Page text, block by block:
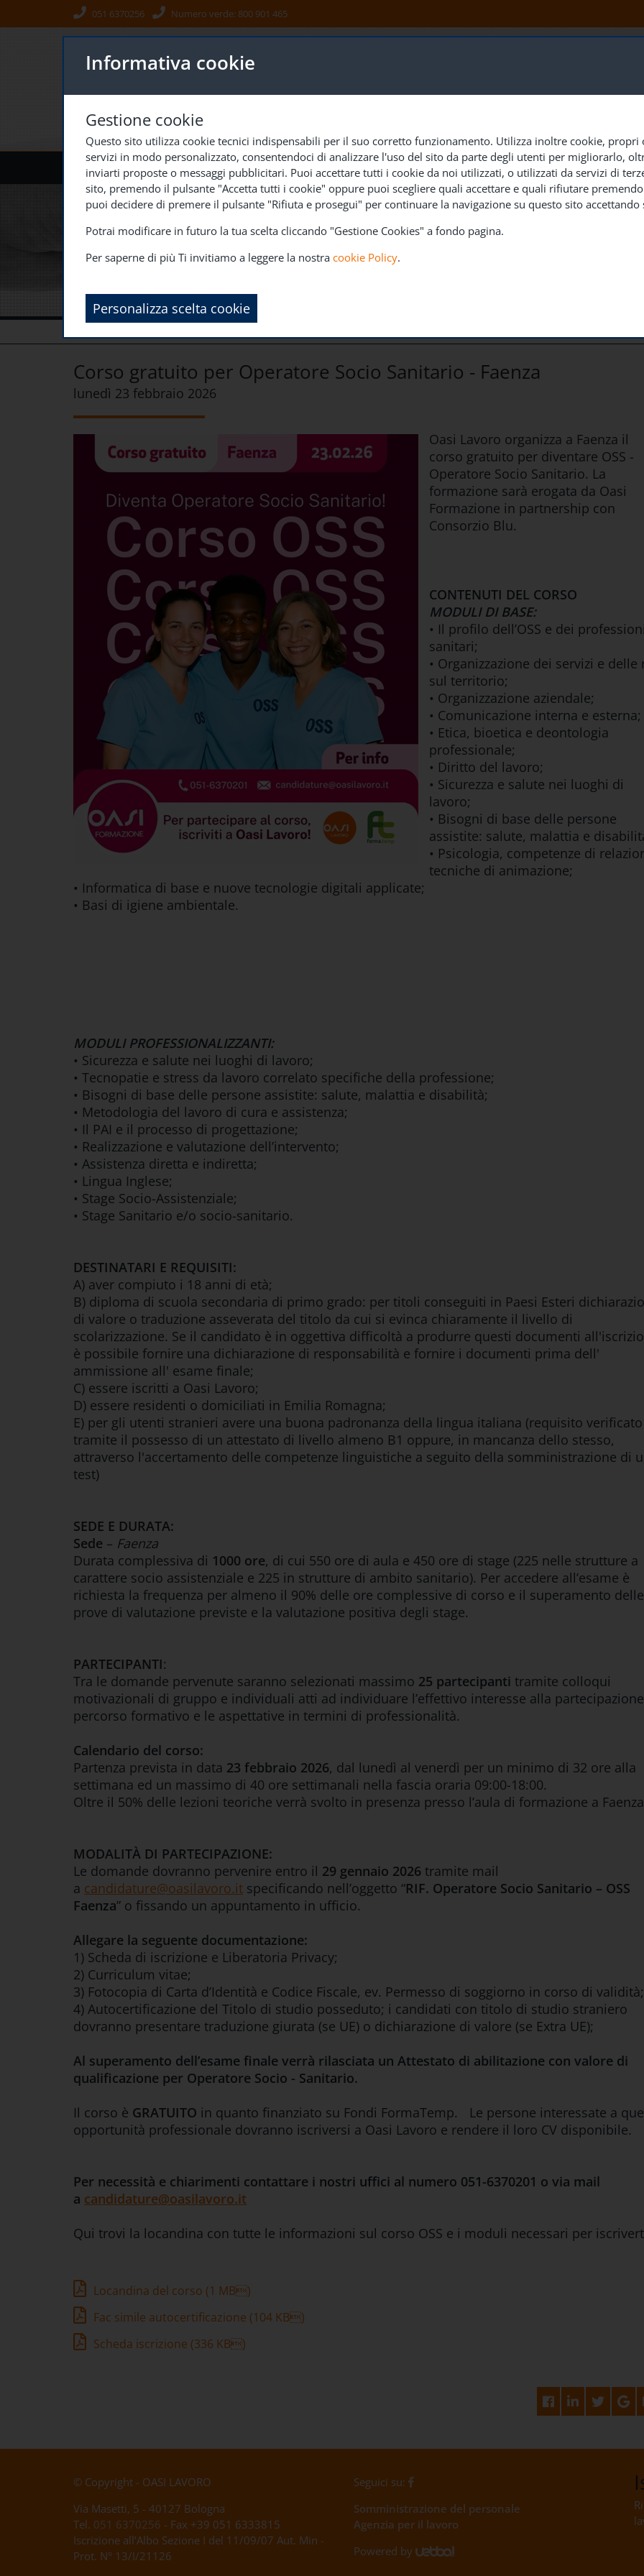
CHI SIAMO IL NETWORK DIVISIONI SPECIALIZZATE LAVORA CON NOI SEDI E CONTATTI
051 6370256 Numero verde: 800 901 465
Corso gratuito per Operatore Socio Sanitario - Faenza
lunedì 23 febbraio 2026
Oasi Lavoro organizza a Faenza il
corso gratuito per diventare OSS -
Operatore Socio Sanitario. La
formazione sarà erogata da Oasi
Formazione in partnership con
Consorzio Blu.
CONTENUTI DEL CORSO
MODULI DI BASE:
• Il profilo dell’OSS e dei
sanitari;
• Organizzazione dei servizi e delle
sul territorio;
• Organizzazione aziendale;
• Comunicazione interna e esterna;
• Etica, bioetica e deontologia
professionale;
• Diritto del lavoro;
• Sicurezza e salute nei luoghi di
lavoro;
• Bisogni di base delle persone
assistite: salute, malattia e
• Psicologia, competenze di
tecniche di animazione;
• Informatica di base e nuove tecnologie digitali applicate;
• Basi di igiene ambientale.
MODULI PROFESSIONALIZZANTI:
• Sicurezza e salute nei luoghi di lavoro;
• Tecnopatie e stress da lavoro correlato specifiche della professione;
• Bisogni di base delle persone assistite: salute, malattia e disabilità;
• Metodologia del lavoro di cura e assistenza;
• Il PAI e il processo di progettazione;
• Realizzazione e valutazione dell’intervento;
• Assistenza diretta e indiretta;
• Lingua Inglese;
• Stage Socio-Assistenziale;
• Stage Sanitario e/o socio-sanitario.
DESTINATARI E REQUISITI:
A) aver compiuto i 18 anni di età;
B) diploma di scuola secondaria di primo grado: per titoli conseguiti in Paesi Esteri
di valore o traduzione asseverata del titolo da cui si evinca chiaramente il livello di
scolarizzazione. Se il candidato è in oggettiva difficoltà a produrre questi documenti
è possibile fornire una dichiarazione di responsabilità e fornire i documenti prima dell'
ammissione all' esame finale;
C) essere iscritti a Oasi Lavoro;
D) essere residenti o domiciliati in Emilia Romagna;
E) per gli utenti stranieri avere una buona padronanza della lingua italiana (requisito verificato
tramite il possesso di un attestato di livello almeno B1 oppure, in mancanza dello stesso,
attraverso l'accertamento delle competenze linguistiche a seguito della somministrazione di
test)
SEDE E DURATA:
Sede – Faenza
Durata complessiva di 1000 ore, di cui 550 ore di aula e 450 ore di stage (225 nelle strutture a
carattere socio assistenziale e 225 in strutture di ambito sanitario). Per accedere all’esame è
richiesta la frequenza per almeno il 90% delle ore complessive di corso e il superamento delle
prove di valutazione previste e la valutazione positiva degli stage.
PARTECIPANTI:
Tra le domande pervenute saranno selezionati massimo 25 partecipanti tramite colloqui
motivazionali di gruppo e individuali atti ad individuare l’effettivo interesse alla
percorso formativo e le aspettative in termini di professionalità.
Calendario del corso:
Partenza prevista in data 23 febbraio 2026, dal lunedì al venerdì per un minimo di 32 ore alla
settimana ed un massimo di 40 ore settimanali nella fascia oraria 09:00-18:00.
Oltre il 50% delle lezioni teoriche verrà svolto in presenza presso l’aula di formazione a
MODALITÀ DI PARTECIPAZIONE:
Le domande dovranno pervenire entro il 29 gennaio 2026 tramite mail
a candidature@oasilavoro.it specificando nell’oggetto “RIF. Operatore Socio Sanitario – OSS
Faenza” o fissando un appuntamento in ufficio.
Allegare la seguente documentazione:
1) Scheda di iscrizione e Liberatoria Privacy;
2) Curriculum vitae;
3) Fotocopia di Carta d’Identità e Codice Fiscale, ev. Permesso di soggiorno in corso di validità;
4) Autocertificazione del Titolo di studio posseduto; i candidati con titolo di studio straniero
dovranno presentare traduzione giurata (se UE) o dichiarazione di valore (se Extra UE);
Al superamento dell’esame finale verrà rilasciata un Attestato di abilitazione con valore di
qualificazione per Operatore Socio - Sanitario.
Il corso è GRATUITO in quanto finanziato su Fondi FormaTemp. Le persone interessate a
opportunità professionale dovranno iscriversi a Oasi Lavoro e rendere il loro CV disponibile.
Per necessità e chiarimenti contattare i nostri uffici al numero 051-6370201 o via mail
a candidature@oasilavoro.it
Qui trovi la locandina con tutte le informazioni sul corso OSS e i moduli necessari per
Locandina del corso (1 MB)
Fac simile autocertificazione (104 KB)
Scheda iscrizione (336 KB)
© Copyright - OASI LAVORO
Via Masetti, 5 - 40127 Bologna
Tel. 051 6370256 - Fax +39 051 6333815
Iscrizione all’Albo Sezione I del 11/09/07 Aut. Min -
Prot. N° 13/I/21126
Seguici su:
Somministrazione del personale
Agenzia per il lavoro
Powered by
Informativa cookie
Gestione cookie
Questo sito utilizza cookie tecnici indispensabili per il suo corretto funzionamento. Utilizza inoltre cookie,
servizi in modo personalizzato, consentendoci di analizzare l'uso del sito da parte degli utenti per migliorarlo,
inviarti proposte o messaggi pubblicitari. Puoi accettare tutti i cookie da noi utilizzati, o utilizzati da servizi di
sito, premendo il pulsante "Accetta tutti i cookie" oppure puoi scegliere quali accettare e quali rifiutare
puoi decidere di premere il pulsante "Rifiuta e prosegui" per continuare la navigazione su questo sito
Potrai modificare in futuro la tua scelta cliccando "Gestione Cookies" a fondo pagina.
Per saperne di più Ti invitiamo a leggere la nostra cookie Policy.
Personalizza scelta cookie